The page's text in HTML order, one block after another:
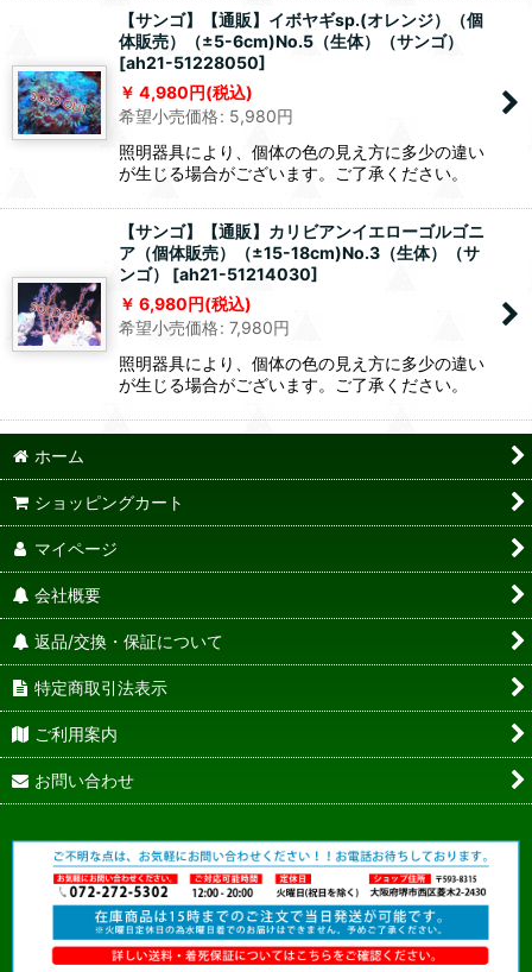
【サンゴ】【通販】イボヤギsp.(オレンジ）（個
体販売）（±5-6cm)No.5（生体）（サンゴ）
[ah21-51228050]
4,980円(税込)
希望小売価格: 5,980円
照明器具により、個体の色の見え方に多少の違い
が生じる場合がございます。ご了承ください。
【サンゴ】【通販】カリビアンイエローゴルゴニ
ア（個体販売）（±15-18cm)No.3（生体）（サ
ンゴ）
[ah21-51214030]
6,980円(税込)
希望小売価格: 7,980円
照明器具により、個体の色の見え方に多少の違い
が生じる場合がございます。ご了承ください。
ホーム
ショッピングカート
マイページ
会社概要
返品/交換・保証について
特定商取引法表示
ご利用案内
お問い合わせ